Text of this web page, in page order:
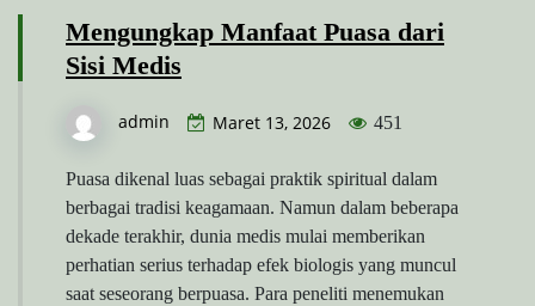
Mengungkap Manfaat Puasa dari
Sisi Medis
admin Maret 13, 2026 451
Puasa dikenal luas sebagai praktik spiritual dalam
berbagai tradisi keagamaan. Namun dalam beberapa
dekade terakhir, dunia medis mulai memberikan
perhatian serius terhadap efek biologis yang muncul
saat seseorang berpuasa. Para peneliti menemukan